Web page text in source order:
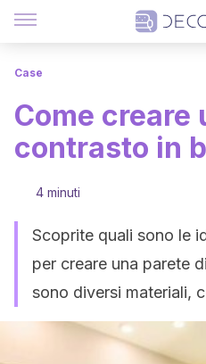
Case
Come creare
contrasto in
4 minuti
Scoprite quali sono le
per creare una parete
sono diversi materiali,